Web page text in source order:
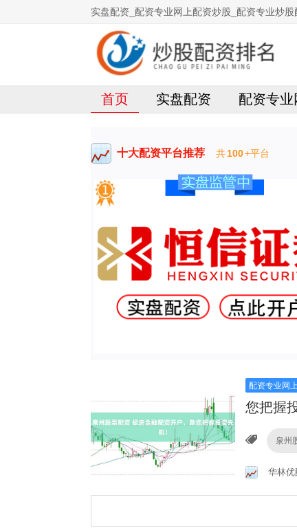
实盘配资_配资专业网上配资炒股_配资专业炒股
首页 实盘配资 配资专
十大配资平台推荐 共100+平台
配资专业网
您把握
泉州
华林优